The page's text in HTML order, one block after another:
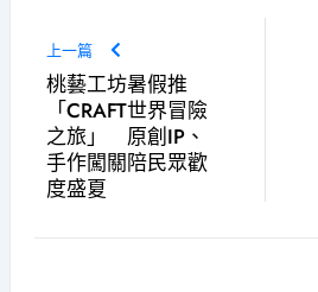
上一篇
桃藝工坊暑假推
「CRAFT世界冒險
之旅」 原創IP、
手作闖關陪民眾歡
度盛夏